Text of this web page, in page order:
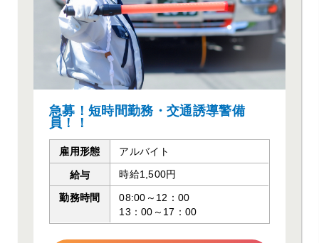
急募！短時間勤務・交通誘導警備
員！！
雇用形態 アルバイト
給与 時給1,500円
勤務時間
08:00～12：00
13：00～17：00